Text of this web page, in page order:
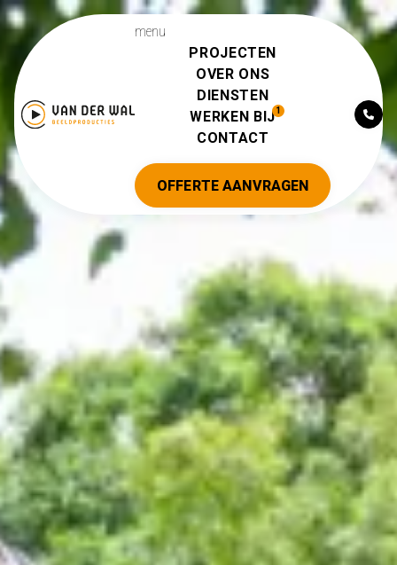
menu
PROJECTEN
OVER ONS
DIENSTEN
WERKEN BIJ
CONTACT
OFFERTE AANVRAGEN